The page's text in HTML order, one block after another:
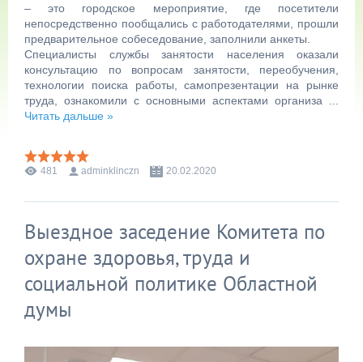
– это городское мероприятие, где посетители
непосредственно пообщались с работодателями, прошли
предварительное собеседование, заполнили анкеты.
Специалисты службы занятости населения оказали
консультацию по вопросам занятости, переобучения,
технологии поиска работы, самопрезентации на рынке
труда, ознакомили с основными аспектами организа
Читать дальше »
481 adminklinczn 20.02.2020
Выездное заседение Комитета по
охране здоровья, труда и
социальной политике Областной
думы